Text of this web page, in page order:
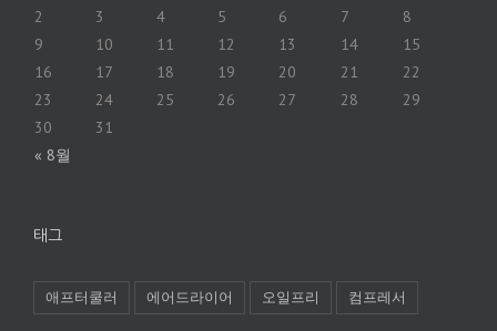
« 8월
2
3 4 5 6 7
8
9
10 11 12 13 14
15
16
17 18 19 20 21
22
23
24 25 26 27 28
29
30
31
태그
애프터쿨러 에어드라이어 오일프리 컴프레서